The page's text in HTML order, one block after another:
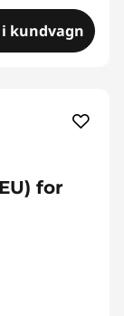
kundvagn
for